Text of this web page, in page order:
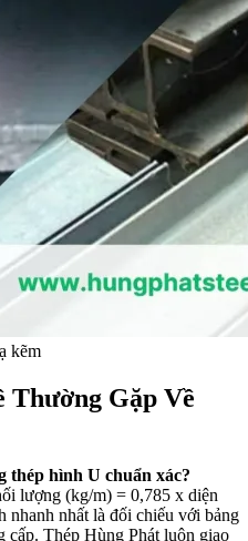
kẽm
Thường Gặp Về
thép hình U chuẩn xác?
lượng (kg/m) = 0,785 x diện
nhanh nhất là đối chiếu với bảng
cấp. Thép Hùng Phát luôn giao